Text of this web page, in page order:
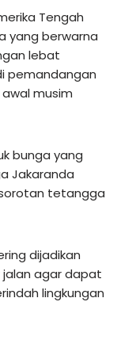
Tengah
yang berwarna
lebat
pemandangan
musim
bunga yang
Jakaranda
tetangga
dijadikan
agar dapat
lingkungan